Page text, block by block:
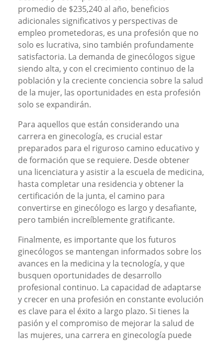
promedio de $235,240 al año, beneficios
adicionales significativos y perspectivas de
empleo prometedoras, es una profesión que no
solo es lucrativa, sino también profundamente
satisfactoria. La demanda de ginecólogos sigue
siendo alta, y con el crecimiento continuo de la
población y la creciente conciencia sobre la salud
de la mujer, las oportunidades en esta profesión
solo se expandirán.
Para aquellos que están considerando una
carrera en ginecología, es crucial estar
preparados para el riguroso camino educativo y
de formación que se requiere. Desde obtener
una licenciatura y asistir a la escuela de medicina,
hasta completar una residencia y obtener la
certificación de la junta, el camino para
convertirse en ginecólogo es largo y desafiante,
pero también increíblemente gratificante.
Finalmente, es importante que los futuros
ginecólogos se mantengan informados sobre los
avances en la medicina y la tecnología, y que
busquen oportunidades de desarrollo
profesional continuo. La capacidad de adaptarse
y crecer en una profesión en constante evolución
es clave para el éxito a largo plazo. Si tienes la
pasión y el compromiso de mejorar la salud de
las mujeres, una carrera en ginecología puede